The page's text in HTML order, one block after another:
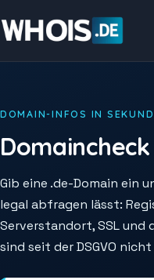
DOMAIN-INFOS IN
Gib eine .de-Domain ein
legal abfragen lässt:
Serverstandort, SSL und
sind seit der DSGVO